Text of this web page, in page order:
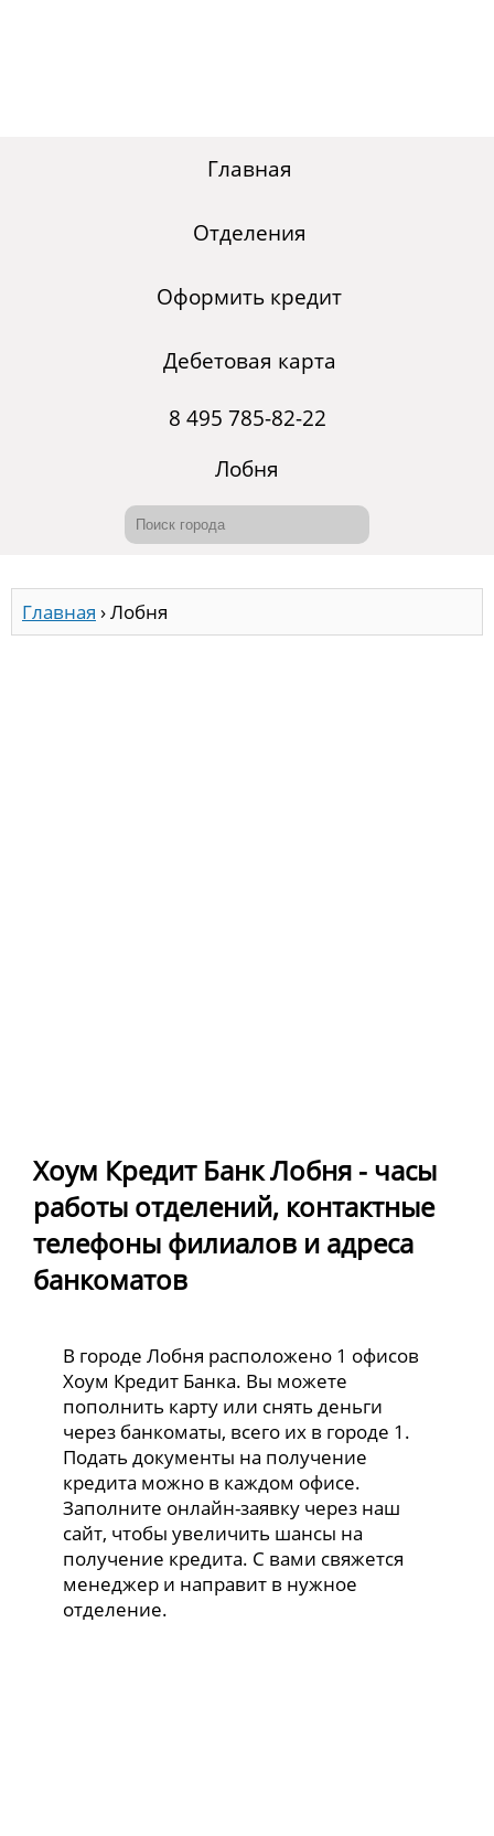
Главная
Отделения
Оформить кредит
Дебетовая карта
8 495 785-82-22
Лобня
Главная ›Лобня
Хоум Кредит Банк Лобня - часы
работы отделений, контактные
телефоны филиалов и адреса
банкоматов
В городе Лобня расположено 1 офисов
Хоум Кредит Банка. Вы можете
пополнить карту или снять деньги
через банкоматы, всего их в городе 1.
Подать документы на получение
кредита можно в каждом офисе.
Заполните онлайн-заявку через наш
сайт, чтобы увеличить шансы на
получение кредита. С вами свяжется
менеджер и направит в нужное
отделение.